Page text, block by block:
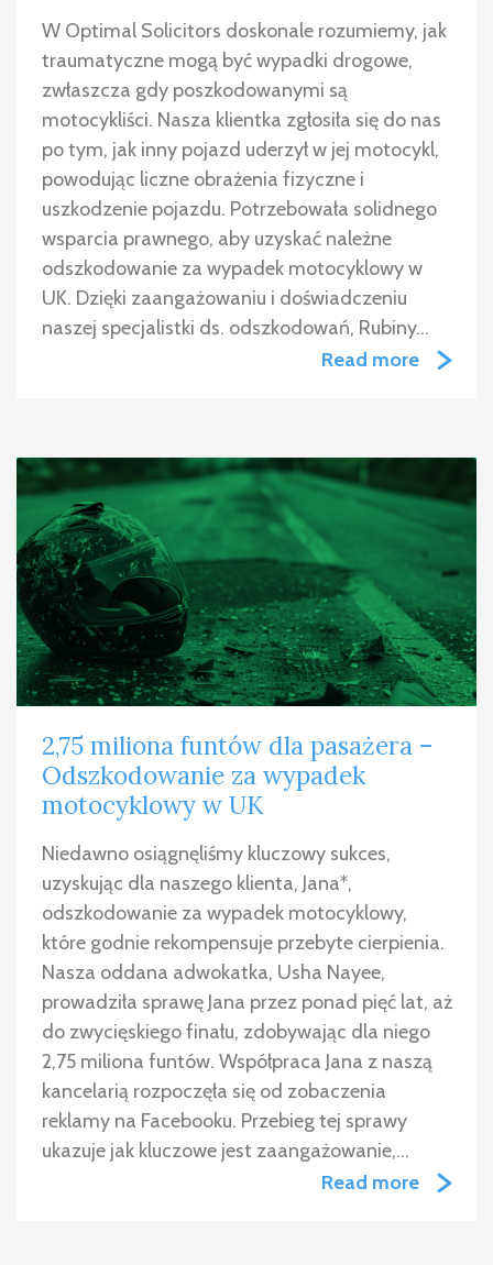
W Optimal Solicitors doskonale rozumiemy, jak
traumatyczne mogą być wypadki drogowe,
zwłaszcza gdy poszkodowanymi są
motocykliści. Nasza klientka zgłosiła się do nas
po tym, jak inny pojazd uderzył w jej motocykl,
powodując liczne obrażenia fizyczne i
uszkodzenie pojazdu. Potrzebowała solidnego
wsparcia prawnego, aby uzyskać należne
odszkodowanie za wypadek motocyklowy w
UK. Dzięki zaangażowaniu i doświadczeniu
naszej specjalistki ds. odszkodowań, Rubiny…
Read more
2,75 miliona funtów dla pasażera –
Odszkodowanie za wypadek
motocyklowy w UK
Niedawno osiągnęliśmy kluczowy sukces,
uzyskując dla naszego klienta, Jana*,
odszkodowanie za wypadek motocyklowy,
które godnie rekompensuje przebyte cierpienia.
Nasza oddana adwokatka, Usha Nayee,
prowadziła sprawę Jana przez ponad pięć lat, aż
do zwycięskiego finału, zdobywając dla niego
2,75 miliona funtów. Współpraca Jana z naszą
kancelarią rozpoczęła się od zobaczenia
reklamy na Facebooku. Przebieg tej sprawy
ukazuje jak kluczowe jest zaangażowanie,…
Read more